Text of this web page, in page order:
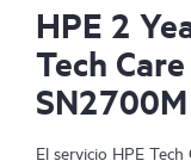
HPE 2
Tech
El servicio HPE